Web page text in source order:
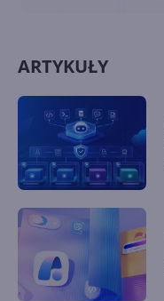
ARTYKUŁY